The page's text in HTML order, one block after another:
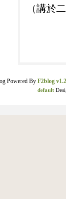
（講於
Powered By F2blog
default